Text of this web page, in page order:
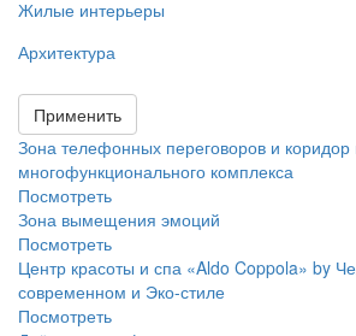
Жилые интерьеры
Архитектура
Применить
Зона телефонных переговоров и
многофункционального комплекса
Посмотреть
Зона вымещения эмоций
Посмотреть
Центр красоты и спа «Aldo Coppola» by
современном и Эко-стиле
Посмотреть